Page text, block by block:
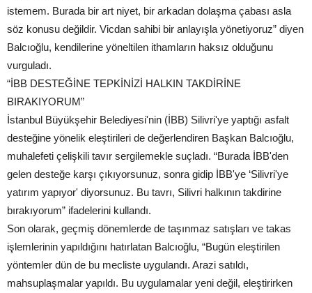
istemem. Burada bir art niyet, bir arkadan dolaşma çabası asla
söz konusu değildir. Vicdan sahibi bir anlayışla yönetiyoruz” diyen
Balcıoğlu, kendilerine yöneltilen ithamların haksız olduğunu
vurguladı.
“İBB DESTEĞİNE TEPKİNİZİ HALKIN TAKDİRİNE
BIRAKIYORUM”
İstanbul Büyükşehir Belediyesi'nin (İBB) Silivri'ye yaptığı asfalt
desteğine yönelik eleştirileri de değerlendiren Başkan Balcıoğlu,
muhalefeti çelişkili tavır sergilemekle suçladı. “Burada İBB'den
gelen desteğe karşı çıkıyorsunuz, sonra gidip İBB'ye ‘Silivri'ye
yatırım yapıyor' diyorsunuz. Bu tavrı, Silivri halkının takdirine
bırakıyorum” ifadelerini kullandı.
Son olarak, geçmiş dönemlerde de taşınmaz satışları ve takas
işlemlerinin yapıldığını hatırlatan Balcıoğlu, “Bugün eleştirilen
yöntemler dün de bu mecliste uygulandı. Arazi satıldı,
mahsuplaşmalar yapıldı. Bu uygulamalar yeni değil, eleştirirken